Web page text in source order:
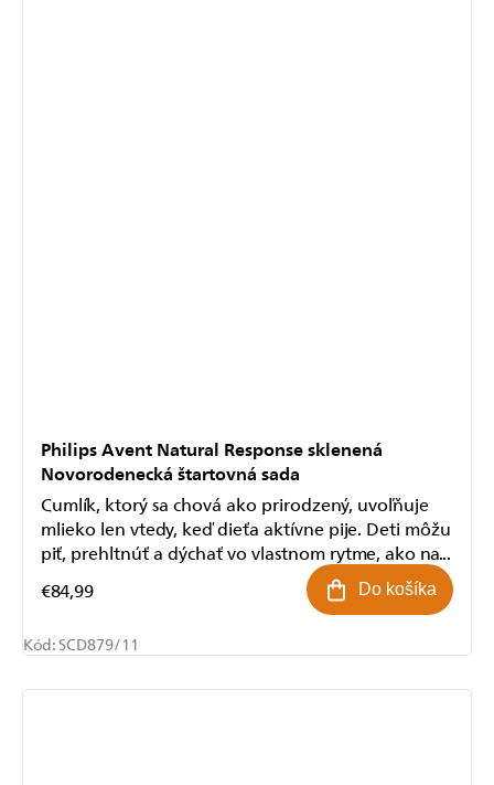
Philips Avent Natural Response sklenená
Novorodenecká štartovná sada
€84,99 Do košíka
Cumlík, ktorý sa chová ako prirodzený, uvoľňuje
mlieko len vtedy, keď dieťa aktívne pije. Deti môžu
piť, prehltnúť a dýchať vo vlastnom rytme, ako na...
Kód:SCD879/11